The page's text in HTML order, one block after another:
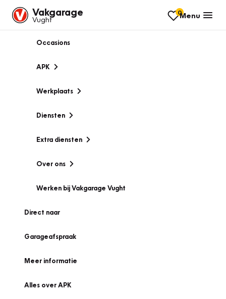
Vakgarage
Vught
0Menu
Occasions
APK
Werkplaats
Diensten
Extra diensten
Over ons
Werken bij Vakgarage Vught
Direct naar
Garageafspraak
Meer informatie
Alles over APK